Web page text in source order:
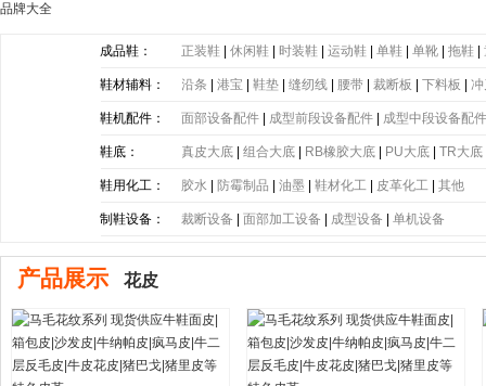
品牌大全
成品鞋： 正装鞋 |休闲鞋 时装鞋 |运动鞋 |单鞋 |单靴 |拖鞋 |
鞋材辅料： 沿条 |港宝 |鞋垫 |缝纫线 腰带 |裁断板 |下料板 |
带|塑胶片|其他
鞋机配件： 面部设备配件 成型前段设备配件 成型中段设备配
鞋底： 真皮大底 |组合大底 RB橡胶大底 PU大底 |TR大底
底|PE大底|PP大底| SBR大底| PC大底| 软木大底
鞋用化工： 胶水 防霉制品 |油墨 |鞋材化工 皮革化工 |其他
制鞋设备： 裁断设备 |面部加工设备 成型设备 |单机设备
产品展示 花皮